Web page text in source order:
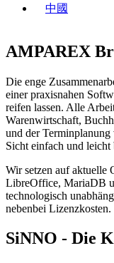
中國
AMPAREX
Die enge
einer praxisnahen
reifen lassen. Alle
Warenwirtschaft,
und der
Sicht einfach und leicht
Wir setzen auf aktuelle
LibreOffice, MariaDB
technologisch
nebenbei Lizenzkosten.
SiNNO - Die